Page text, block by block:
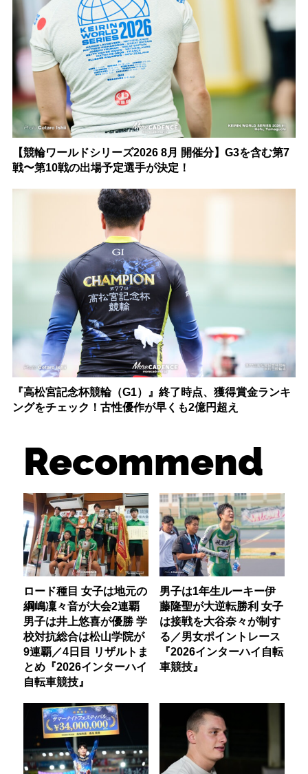
【競輪ワールドシリーズ2026 8月 開催分】G3を含む第7
戦〜第10戦の出場予定選手が決定！
『高松宮記念杯競輪（G1）』終了時点、獲得賞金ランキ
ングをチェック！古性優作が早くも2億円超え
Recommend
ロード種目 女子は地元の
綱嶋凜々音が大会2連覇
男子は井上悠喜が優勝 学
校対抗総合は松山学院が
9連覇／4日目 リザルトま
とめ『2026インターハイ
自転車競技』
男子は1年生ルーキー伊
藤隆聖が大逆転勝利 女子
は接戦を大谷奈々が制す
る／男女ポイントレース
『2026インターハイ自転
車競技』